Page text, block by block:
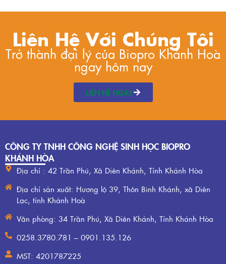
Liên Hệ Với Chúng Tôi
Trở thành đại lý của Biopro Khánh Hoà
ngay hôm nay
LIÊN HỆ NGAY
CÔNG TY TNHH CÔNG NGHỆ SINH HỌC BIOPRO
KHÁNH HÒA
Địa chỉ : 42 Trần Phú, Xã Diên Khánh, Tỉnh Khánh Hòa
Địa chỉ sản xuất: Hương lộ 39, Thôn Bình Khánh, xã Diên
Lạc, tỉnh Khánh Hoà
Văn phòng: 34 Trần Phú, Xã Diên Khánh, Tỉnh Khánh Hòa
0258.3780.781 – 0901.135.126
MST: 4201787225